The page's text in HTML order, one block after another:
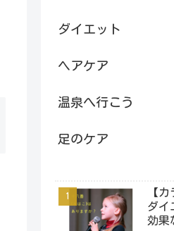
ダイエット
ヘアケア
温泉へ行こう
足のケア
【
ダイ
効果